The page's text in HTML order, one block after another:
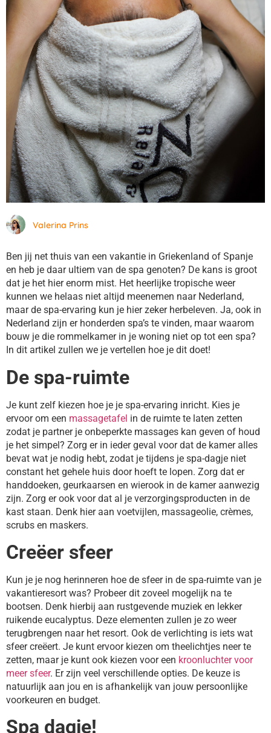
Valerina Prins
Ben jij net thuis van een vakantie in Griekenland of Spanje
en heb je daar ultiem van de spa genoten? De kans is groot
dat je het hier enorm mist. Het heerlijke tropische weer
kunnen we helaas niet altijd meenemen naar Nederland,
maar de spa-ervaring kun je hier zeker herbeleven. Ja, ook in
Nederland zijn er honderden spa’s te vinden, maar waarom
bouw je die rommelkamer in je woning niet op tot een spa?
In dit artikel zullen we je vertellen hoe je dit doet!
De spa-ruimte
Je kunt zelf kiezen hoe je je spa-ervaring inricht. Kies je
ervoor om een massagetafel in de ruimte te laten zetten
zodat je partner je onbeperkte massages kan geven of houd
je het simpel? Zorg er in ieder geval voor dat de kamer alles
bevat wat je nodig hebt, zodat je tijdens je spa-dagje niet
constant het gehele huis door hoeft te lopen. Zorg dat er
handdoeken, geurkaarsen en wierook in de kamer aanwezig
zijn. Zorg er ook voor dat al je verzorgingsproducten in de
kast staan. Denk hier aan voetvijlen, massageolie, crèmes,
scrubs en maskers.
Creëer sfeer
Kun je je nog herinneren hoe de sfeer in de spa-ruimte van je
vakantieresort was? Probeer dit zoveel mogelijk na te
bootsen. Denk hierbij aan rustgevende muziek en lekker
ruikende eucalyptus. Deze elementen zullen je zo weer
terugbrengen naar het resort. Ook de verlichting is iets wat
sfeer creëert. Je kunt ervoor kiezen om theelichtjes neer te
zetten, maar je kunt ook kiezen voor een kroonluchter voor
meer sfeer. Er zijn veel verschillende opties. De keuze is
natuurlijk aan jou en is afhankelijk van jouw persoonlijke
voorkeuren en budget.
Spa dagje!